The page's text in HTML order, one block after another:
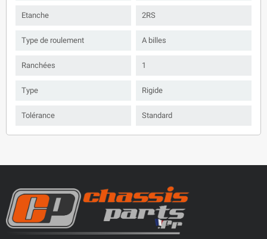
Etanche 2RS
Type de roulement A billes
Ranchées 1
Type Rigide
Tolérance Standard